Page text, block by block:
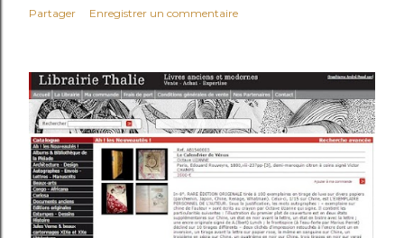
Partager Enregistrer un commentaire